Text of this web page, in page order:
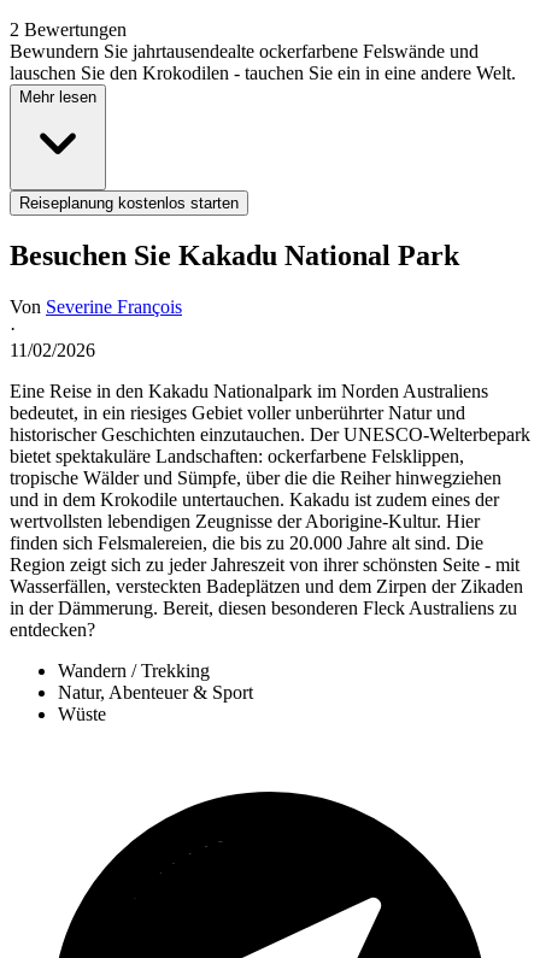
2 Bewertungen
Bewundern Sie jahrtausendealte ockerfarbene Felswände und
lauschen Sie den Krokodilen - tauchen Sie ein in eine andere Welt.
Mehr lesen
Reiseplanung kostenlos starten
Besuchen Sie Kakadu National Park
Von Severine François
·
11/02/2026
Eine Reise in den Kakadu Nationalpark im Norden Australiens
bedeutet, in ein riesiges Gebiet voller unberührter Natur und
historischer Geschichten einzutauchen. Der UNESCO-Welterbepark
bietet spektakuläre Landschaften: ockerfarbene Felsklippen,
tropische Wälder und Sümpfe, über die die Reiher hinwegziehen
und in dem Krokodile untertauchen. Kakadu ist zudem eines der
wertvollsten lebendigen Zeugnisse der Aborigine-Kultur. Hier
finden sich Felsmalereien, die bis zu 20.000 Jahre alt sind. Die
Region zeigt sich zu jeder Jahreszeit von ihrer schönsten Seite - mit
Wasserfällen, versteckten Badeplätzen und dem Zirpen der Zikaden
in der Dämmerung. Bereit, diesen besonderen Fleck Australiens zu
entdecken?
Wandern / Trekking
Natur, Abenteuer & Sport
Wüste